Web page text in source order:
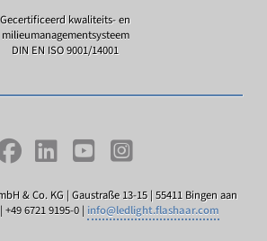
Gecertificeerd kwaliteits- en
milieumanagementsysteem
DIN EN ISO 9001/14001
& Co. KG | Gaustraße 13-15 | 55411 Bingen aan
6721 9195-0 | info@ledlight.flashaar.com